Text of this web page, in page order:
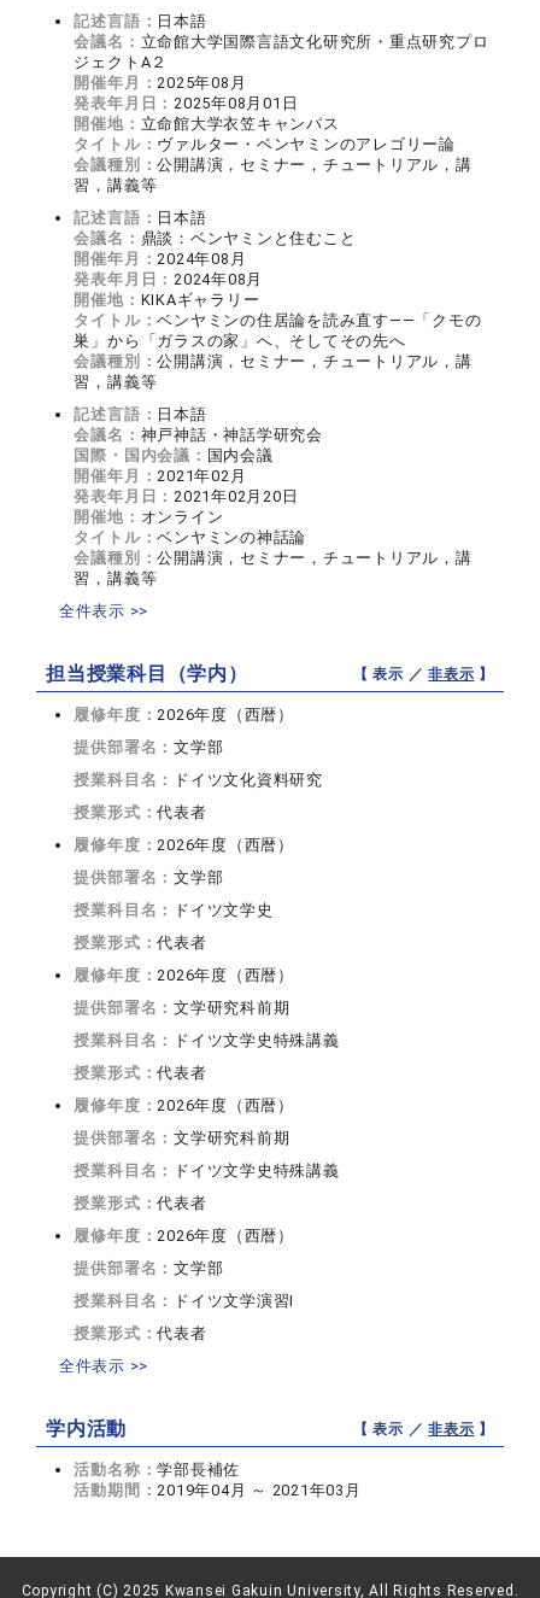
記述言語： 日本語
会議名： 立命館大学国際言語文化研究所・重点研究プロ
ジェクトA２
開催年月：2025年08月
発表年月日：2025年08月01日
開催地： 立命館大学衣笠キャンパス
タイトル： ヴァルター・ベンヤミンのアレゴリー論
会議種別：公開講演，セミナー，チュートリアル，講
習，講義等
記述言語： 日本語
会議名： 鼎談：ベンヤミンと住むこと
開催年月：2024年08月
発表年月日：2024年08月
開催地： KIKAギャラリー
タイトル：ベンヤミンの住居論を読み直す――「クモの
巣」から「ガラスの家」へ、そしてその先へ
会議種別：公開講演，セミナー，チュートリアル，講
習，講義等
記述言語： 日本語
会議名： 神戸神話・神話学研究会
国際・国内会議： 国内会議
開催年月：2021年02月
発表年月日：2021年02月20日
開催地： オンライン
タイトル：ベンヤミンの神話論
会議種別：公開講演，セミナー，チュートリアル，講
習，講義等
全件表示 >>
担当授業科目（学内） 【 表示 ／非表示 】
履修年度：2026年度（西暦）
提供部署名：文学部
授業科目名：
ドイツ文化資料研究
授業形式：代表者
履修年度：2026年度（西暦）
提供部署名：文学部
授業科目名：
ドイツ文学史
授業形式：代表者
履修年度：2026年度（西暦）
提供部署名：文学研究科前期
授業科目名：
ドイツ文学史特殊講義
授業形式：代表者
履修年度：2026年度（西暦）
提供部署名：文学研究科前期
授業科目名：
ドイツ文学史特殊講義
授業形式：代表者
履修年度：2026年度（西暦）
提供部署名：文学部
授業科目名：
ドイツ文学演習I
授業形式：代表者
全件表示 >>
学内活動 【 表示 ／非表示 】
活動名称：学部長補佐
活動期間：2019年04月 ～ 2021年03月
Copyright (C) 2025 Kwansei Gakuin University, All Rights Reserved.